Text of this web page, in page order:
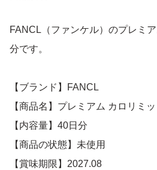
FANCL（ファンケル）のプレミ
分です。
【ブランド】FANCL
【商品名】プレミアム カロリミッ
【内容量】40日分
【商品の状態】未使用
【賞味期限】2027.08